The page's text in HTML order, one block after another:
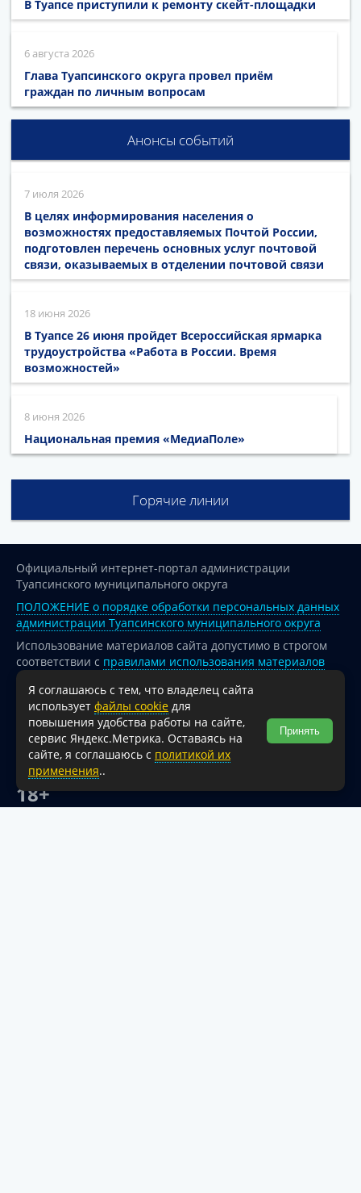
В Туапсе приступили к ремонту скейт-площадки
6 августа 2026
Глава Туапсинского округа провел приём
граждан по личным вопросам
Анонсы событий
7 июля 2026
В целях информирования населения о
возможностях предоставляемых Почтой России,
подготовлен перечень основных услуг почтовой
связи, оказываемых в отделении почтовой связи
18 июня 2026
В Туапсе 26 июня пройдет Всероссийская ярмарка
трудоустройства «Работа в России. Время
возможностей»
8 июня 2026
Национальная премия «МедиаПоле»
Горячие линии
Официальный интернет-портал администрации
Туапсинского муниципального округа
ПОЛОЖЕНИЕ о порядке обработки персональных данных
администрации Туапсинского муниципального округа
Использование материалов сайта допустимо в строгом
соответствии с правилами использования материалов
опубликованных на сайте
При перепечатке и использовании информации ссылка
на источник обязательна.
Для сайтов и страниц сети Интернет обязательна
активная гиперссылка на официальный интернет-портал
администрации Туапсинского муниципального округа.
18+
Я соглашаюсь с тем, что владелец сайта
использует файлы cookie для
повышения удобства работы на сайте,
сервис Яндекс.Метрика. Оставаясь на
сайте, я соглашаюсь с политикой их
применения..
Принять